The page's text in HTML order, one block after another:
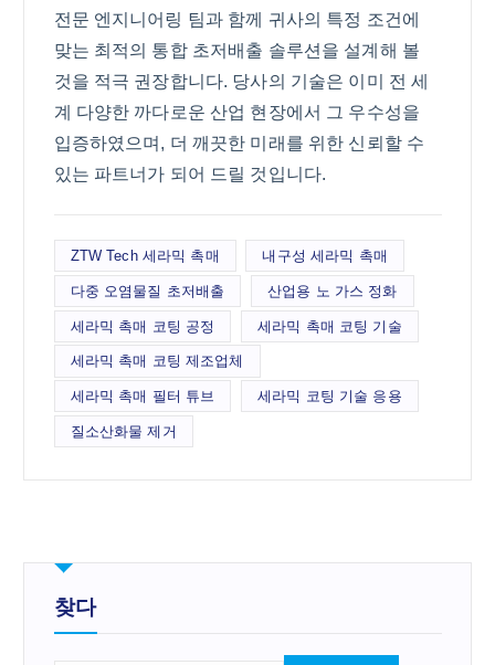
전문 엔지니어링 팀과 함께 귀사의 특정 조건에
맞는 최적의 통합 초저배출 솔루션을 설계해 볼
것을 적극 권장합니다. 당사의 기술은 이미 전 세
계 다양한 까다로운 산업 현장에서 그 우수성을
입증하였으며, 더 깨끗한 미래를 위한 신뢰할 수
있는 파트너가 되어 드릴 것입니다.
ZTW Tech 세라믹 촉매 내구성 세라믹 촉매
다중 오염물질 초저배출 산업용 노 가스 정화
세라믹 촉매 코팅 공정 세라믹 촉매 코팅 기술
세라믹 촉매 코팅 제조업체
세라믹 촉매 필터 튜브 세라믹 코팅 기술 응용
질소산화물 제거
찾다